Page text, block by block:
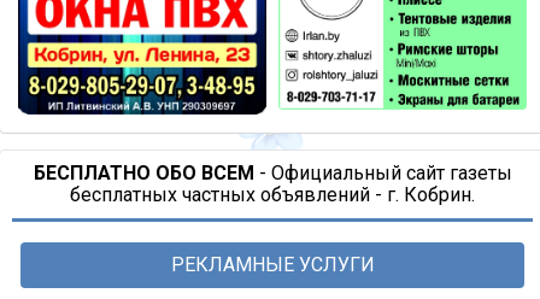
БЕСПЛАТНО ОБО ВСЕМ - Официальный сайт газеты
бесплатных частных объявлений - г. Кобрин.
РЕКЛАМНЫЕ УСЛУГИ